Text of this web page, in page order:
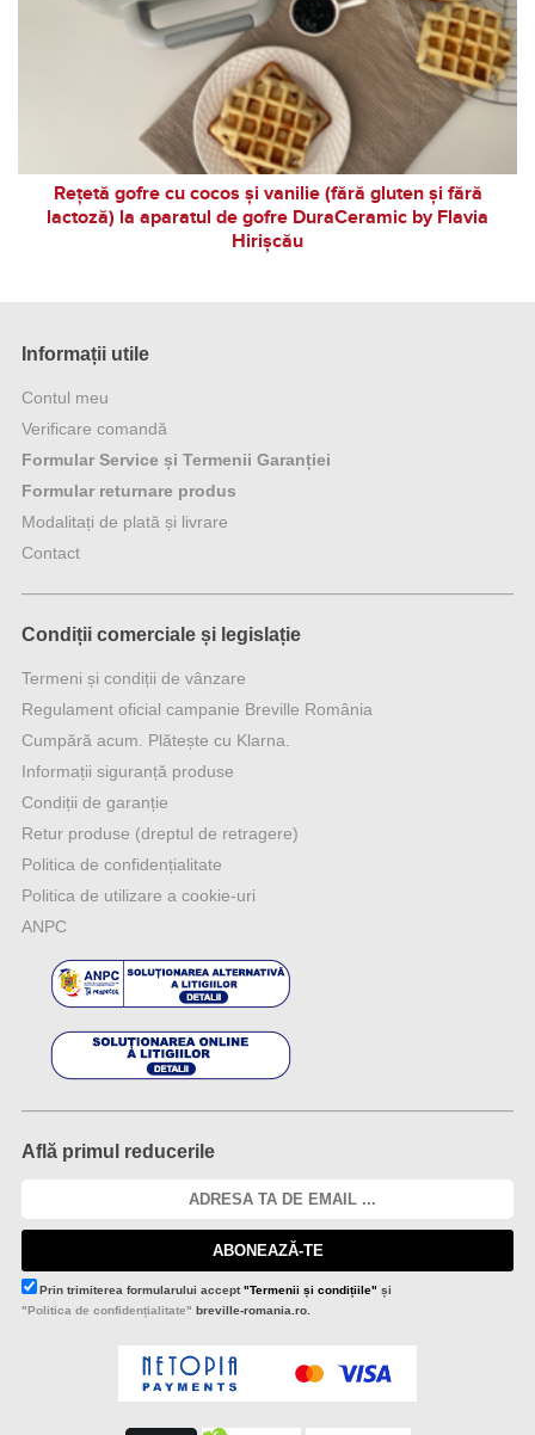
Rețetă gofre cu cocos și vanilie (fără gluten și fără
lactoză) la aparatul de gofre DuraCeramic by Flavia
Hirișcău
Informații utile
Contul meu
Verificare comandă
Formular Service și Termenii Garanției
Formular returnare produs
Modalitați de plată și livrare
Contact
Condiții comerciale și legislație
Termeni și condiții de vânzare
Regulament oficial campanie Breville România
Cumpără acum. Plătește cu Klarna.
Informații siguranță produse
Condiții de garanție
Retur produse (dreptul de retragere)
Politica de confidențialitate
Politica de utilizare a cookie-uri
ANPC
Află primul reducerile
ABONEAZĂ-TE
Prin trimiterea formularului accept"Termenii și condițiile" și
"Politica de confidențialitate" breville-romania.ro.